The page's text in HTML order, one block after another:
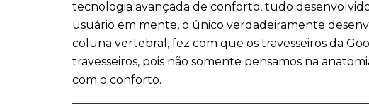
tecnologia avançada de conforto, tudo
usuário em mente, o único verdadeiramente
coluna vertebral, fez com que os travesseiros da
travesseiros, pois não somente pensamos na
com o conforto.